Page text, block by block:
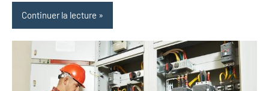
Continuer la lecture